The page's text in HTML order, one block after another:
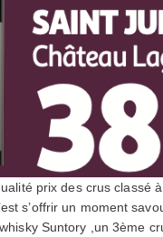
prix des crus classé à
s’offrir un moment
Suntory ,un 3ème